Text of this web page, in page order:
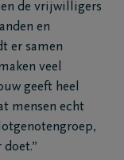
de vrijwilligers
en
er samen
veel
geeft heel
mensen echt